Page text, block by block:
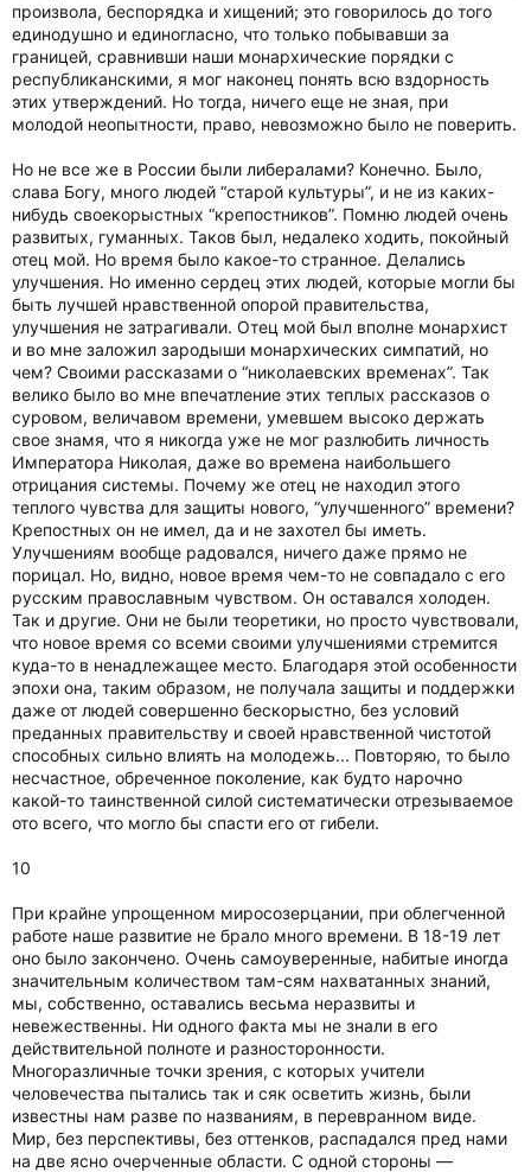
произвола, беспорядка и хищений; это говорилось до того
единодушно и единогласно, что только побывавши за
границей, сравнивши наши монархические порядки с
республиканскими, я мог наконец понять всю вздорность
этих утверждений. Но тогда, ничего еще не зная, при
молодой неопытности, право, невозможно было не поверить.
Но не все же в России были либералами? Конечно. Было,
слава Богу, много людей “старой культуры”, и не из каких-
нибудь своекорыстных “крепостников”. Помню людей очень
развитых, гуманных. Таков был, недалеко ходить, покойный
отец мой. Но время было какое-то странное. Делались
улучшения. Но именно сердец этих людей, которые могли бы
быть лучшей нравственной опорой правительства,
улучшения не затрагивали. Отец мой был вполне монархист
и во мне заложил зародыши монархических симпатий, но
чем? Своими рассказами о “николаевских временах”. Так
велико было во мне впечатление этих теплых рассказов о
суровом, величавом времени, умевшем высоко держать
свое знамя, что я никогда уже не мог разлюбить личность
Императора Николая, даже во времена наибольшего
отрицания системы. Почему же отец не находил этого
теплого чувства для защиты нового, “улучшенного” времени?
Крепостных он не имел, да и не захотел бы иметь.
Улучшениям вообще радовался, ничего даже прямо не
порицал. Но, видно, новое время чем-то не совпадало с его
русским православным чувством. Он оставался холоден.
Так и другие. Они не были теоретики, но просто чувствовали,
что новое время со всеми своими улучшениями стремится
куда-то в ненадлежащее место. Благодаря этой особенности
эпохи она, таким образом, не получала защиты и поддержки
даже от людей совершенно бескорыстно, без условий
преданных правительству и своей нравственной чистотой
способных сильно влиять на молодежь... Повторяю, то было
несчастное, обреченное поколение, как будто нарочно
какой-то таинственной силой систематически отрезываемое
ото всего, что могло бы спасти его от гибели.
10
При крайне упрощенном миросозерцании, при облегченной
работе наше развитие не брало много времени. В 18-19 лет
оно было закончено. Очень самоуверенные, набитые иногда
значительным количеством там-сям нахватанных знаний,
мы, собственно, оставались весьма неразвиты и
невежественны. Ни одного факта мы не знали в его
действительной полноте и разносторонности.
Многоразличные точки зрения, с которых учители
человечества пытались так и сяк осветить жизнь, были
известны нам разве по названиям, в перевранном виде.
Мир, без перспективы, без оттенков, распадался пред нами
на две ясно очерченные области. С одной стороны —